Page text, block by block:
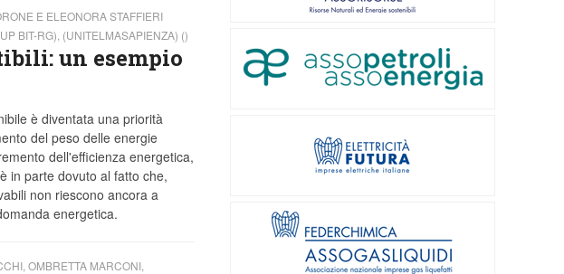
E ELEONORA STAFFIERI
BIT-RG), (UNITELMASAPIENZA) ()
un esempio
è diventata una priorità
del peso delle energie
dell'efficienza energetica,
in parte dovuto al fatto che,
non riescono ancora a
energetica.
OMBRETTA MARCONI,